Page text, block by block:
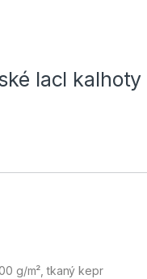
lacl kalhoty
g/m², tkaný kepr